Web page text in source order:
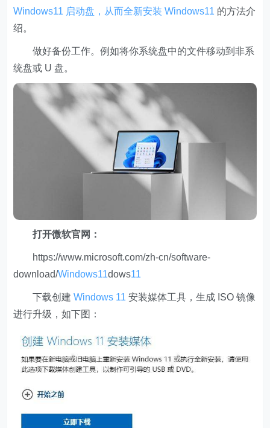
Windows11 启动盘，从而全新安装 Windows11 的方法介
绍。
做好备份工作。例如将你系统盘中的文件移动到非系
统盘或 U 盘。
打开微软官网：
https://www.microsoft.com/zh-cn/software-
download/Windows11dows11
下载创建Windows 11 安装媒体工具，生成 ISO 镜像
进行升级，如下图：